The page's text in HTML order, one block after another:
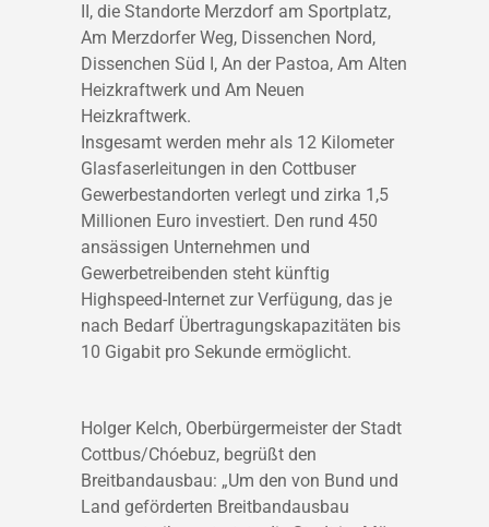
II, die Standorte Merzdorf am Sportplatz,
Am Merzdorfer Weg, Dissenchen Nord,
Dissenchen Süd I, An der Pastoa, Am Alten
Heizkraftwerk und Am Neuen
Heizkraftwerk.
Insgesamt werden mehr als 12 Kilometer
Glasfaserleitungen in den Cottbuser
Gewerbestandorten verlegt und zirka 1,5
Millionen Euro investiert. Den rund 450
ansässigen Unternehmen und
Gewerbetreibenden steht künftig
Highspeed-Internet zur Verfügung, das je
nach Bedarf Übertragungskapazitäten bis
10 Gigabit pro Sekunde ermöglicht.
Holger Kelch, Oberbürgermeister der Stadt
Cottbus/Chóebuz, begrüßt den
Breitbandausbau: „Um den von Bund und
Land geförderten Breitbandausbau